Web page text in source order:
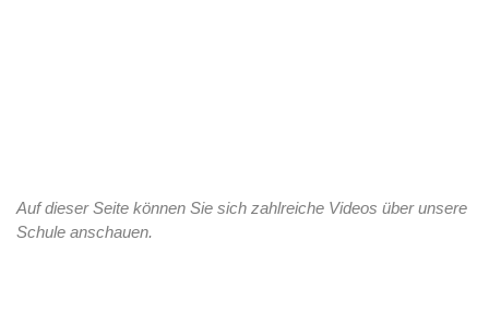
Auf dieser Seite können Sie sich zahlreiche Videos über unsere
Schule anschauen.